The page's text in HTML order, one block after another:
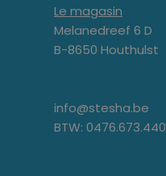
Le magasin
Melanedreef 6 D
B-8650 Houthulst
info@stesha.be
BTW: 0476.673.440